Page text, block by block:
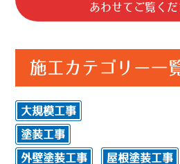
あわせてご覧くだ
施工カテゴリー一
大規模工事
塗装工事
外壁塗装工事 屋根塗装工事